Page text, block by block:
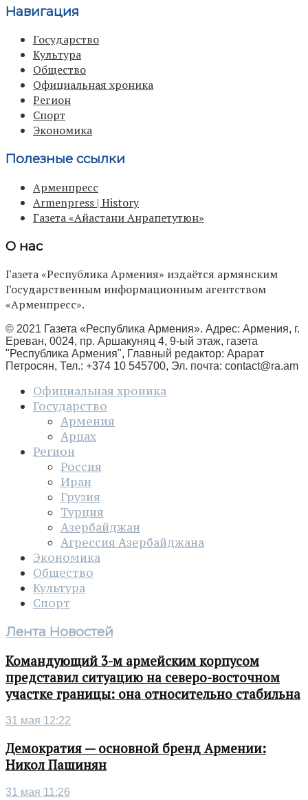
Навигация
Государство
Культура
Общество
Официальная хроника
Регион
Спорт
Экономика
Полезные ссылки
Арменпресс
Armenpress | History
Газета «Айастани Анрапетутюн»
О нас
Газета «Республика Армения» издаётся армянским
Государственным информационным агентством
«Арменпресс».
© 2021 Газета «Республика Армения». Адрес: Армения, г.
Ереван, 0024, пр. Аршакуняц 4, 9-ый этаж, газета
"Республика Армения", Главный редактор: Арарат
Петросян, Тел.: +374 10 545700, Эл. почта: contact@ra.am
Официальная хроника
Государство
Армения
Арцах
Регион
Россия
Иран
Грузия
Турция
Азербайджан
Агрессия Азербайджана
Экономика
Общество
Культура
Спорт
Лента Новостей
Командующий 3-м армейским корпусом
представил ситуацию на северо-восточном
участке границы: она относительно стабильна
31 мая 12:22
Демократия — основной бренд Армении:
Никол Пашинян
31 мая 11:26